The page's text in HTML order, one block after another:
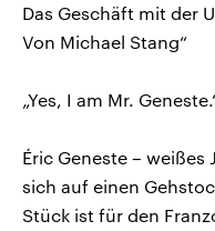
Das Geschäft mit der
Von Michael Stang“
„Yes, I am Mr.
Éric Geneste –
sich auf einen
Stück ist für den